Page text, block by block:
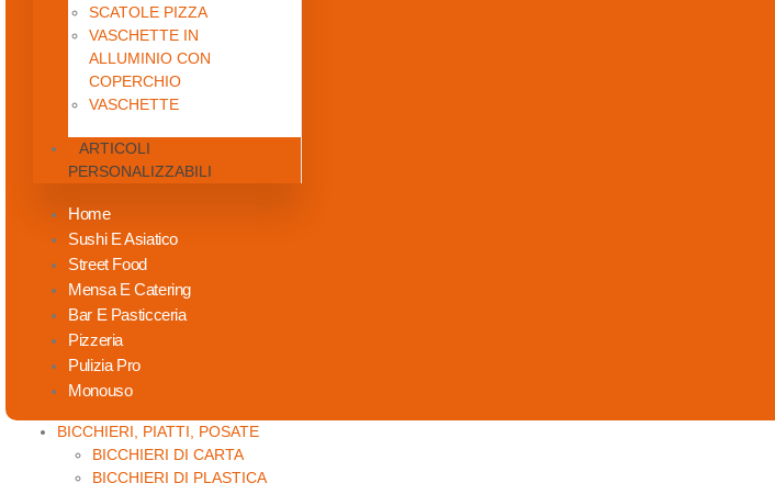
SCATOLE PIZZA
VASCHETTE IN
ALLUMINIO CON
COPERCHIO
VASCHETTE
ARTICOLI
PERSONALIZZABILI
Home
Sushi E Asiatico
Street Food
Mensa E Catering
Bar E Pasticceria
Pizzeria
Pulizia Pro
Monouso
BICCHIERI, PIATTI, POSATE
BICCHIERI DI CARTA
BICCHIERI DI PLASTICA